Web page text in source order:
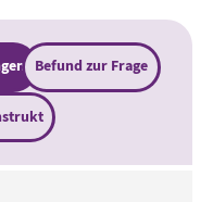
Befund zur Frage